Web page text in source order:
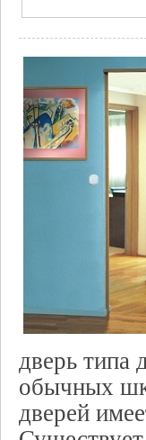
дверь типа
обычных
дверей